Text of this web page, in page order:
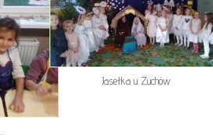
Jasełka u Zuchów